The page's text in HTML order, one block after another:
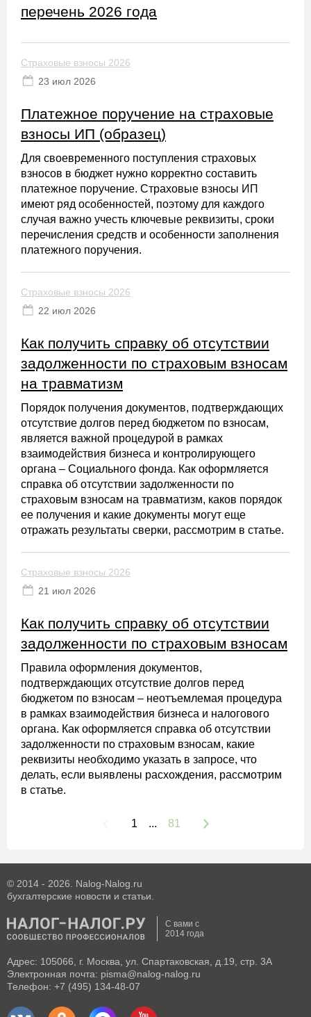
перечень 2026 года
Страховые взносы 2026
23 июл 2026
Платежное поручение на страховые
взносы ИП (образец)
Для своевременного поступления страховых
взносов в бюджет нужно корректно составить
платежное поручение. Страховые взносы ИП
имеют ряд особенностей, поэтому для каждого
случая важно учесть ключевые реквизиты, сроки
перечисления средств и особенности заполнения
платежного поручения.
Страховые взносы 2026
22 июл 2026
Как получить справку об отсутствии
задолженности по страховым взносам
на травматизм
Порядок получения документов, подтверждающих
отсутствие долгов перед бюджетом по взносам,
является важной процедурой в рамках
взаимодействия бизнеса и контролирующего
органа – Социального фонда. Как оформляется
справка об отсутствии задолженности по
страховым взносам на травматизм, каков порядок
ее получения и какие документы могут еще
отражать результаты сверки, рассмотрим в статье.
Страховые взносы 2026
21 июл 2026
Как получить справку об отсутствии
задолженности по страховым взносам
Правила оформления документов,
подтверждающих отсутствие долгов перед
бюджетом по взносам – неотъемлемая процедура
в рамках взаимодействия бизнеса и налогового
органа. Как оформляется справка об отсутствии
задолженности по страховым взносам, какие
реквизиты необходимо указать в запросе, что
делать, если выявлены расхождения, рассмотрим
в статье.
1 ... 81
© 2014 - 2026. Nalog-Nalog.ru
бухгалтерские новости и статьи.
С вами с
2014 года
Адрес: 105066, г. Москва, ул. Спартаковская, д.19, стр. 3А
Электронная почта: pisma@nalog-nalog.ru
Телефон: +7 (495) 134-48-07